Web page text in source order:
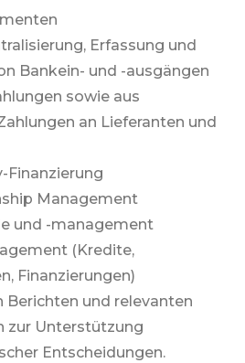
Erfassung und
Bankein- und -ausgängen
sowie aus
an Lieferanten und
Finanzierung
Management
und -management
(Kredite,
Finanzierungen)
Berichten und relevanten
zur Unterstützung
Entscheidungen.